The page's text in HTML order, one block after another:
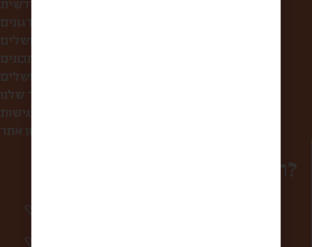
קופסת הפתעה חודשית
לחברות ולארגונים
סיורי אוכל בירושלים
מתכונים
הסיפור שלנו
הצהרת נגישות
תקנון אתר
רוצים להפוך למשפחה?